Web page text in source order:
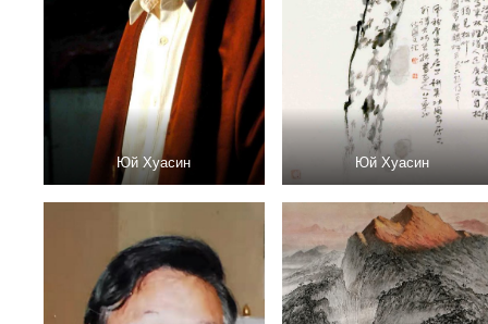
Юй Хуасин Юй Хуасин